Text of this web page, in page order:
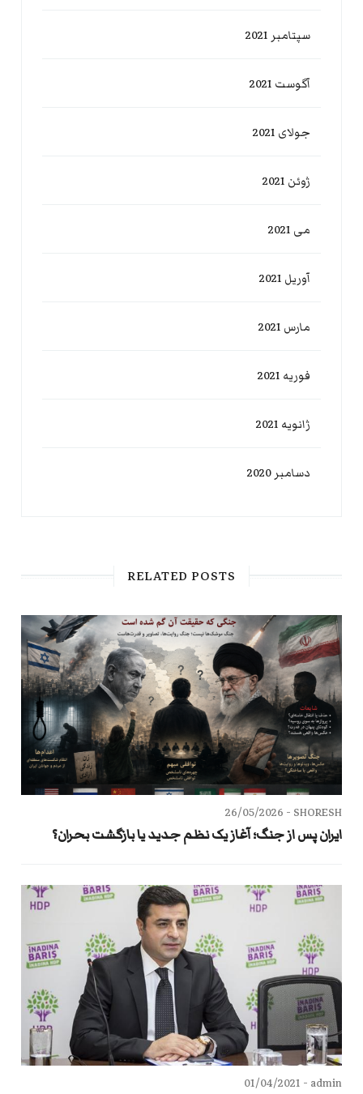
سپتامبر 2021
آگوست 2021
جولای 2021
ژوئن 2021
می 2021
آوریل 2021
مارس 2021
فوریه 2021
ژانویه 2021
دسامبر 2020
RELATED POSTS
SHORESH -
26/05/2026
ایران پس از جنگ؛ آغاز یک نظم جدید یا بازگشت بحران؟
admin -
01/04/2021